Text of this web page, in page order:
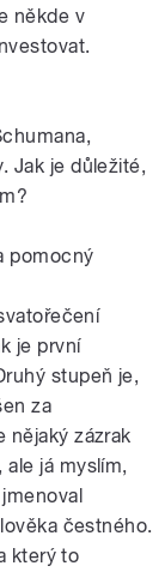
někde v
Jak je důležité,
pomocný
je první
stupeň je,
za
nějaký zázrak
já myslím,
čestného.
který to